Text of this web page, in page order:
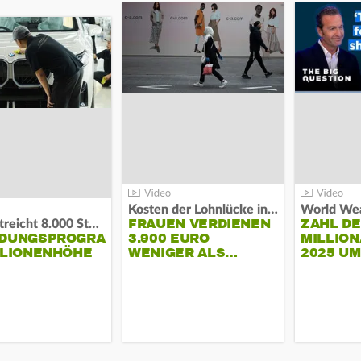
BMW streicht 8.000 Stellen:
Kosten der Lohnlücke in der EU:
FRAUEN VERDIENEN
3.900 EURO
WENIGER ALS…
World
ZAHL
2025